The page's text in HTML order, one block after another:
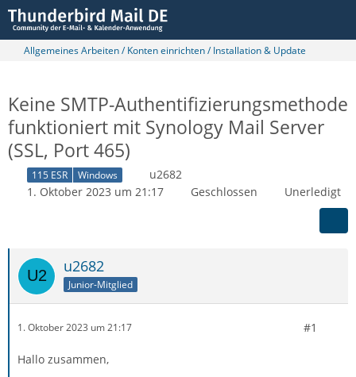
Allgemeines Arbeiten / Konten einrichten / Installation & Update
Keine SMTP-Authentifizierungsmethode
funktioniert mit Synology Mail Server
(SSL, Port 465)
115 ESR Windows
u2682
1. Oktober 2023 um 21:17
Geschlossen Unerledigt
u2682
Junior-Mitglied
1. Oktober 2023 um 21:17 #1
Hallo zusammen,